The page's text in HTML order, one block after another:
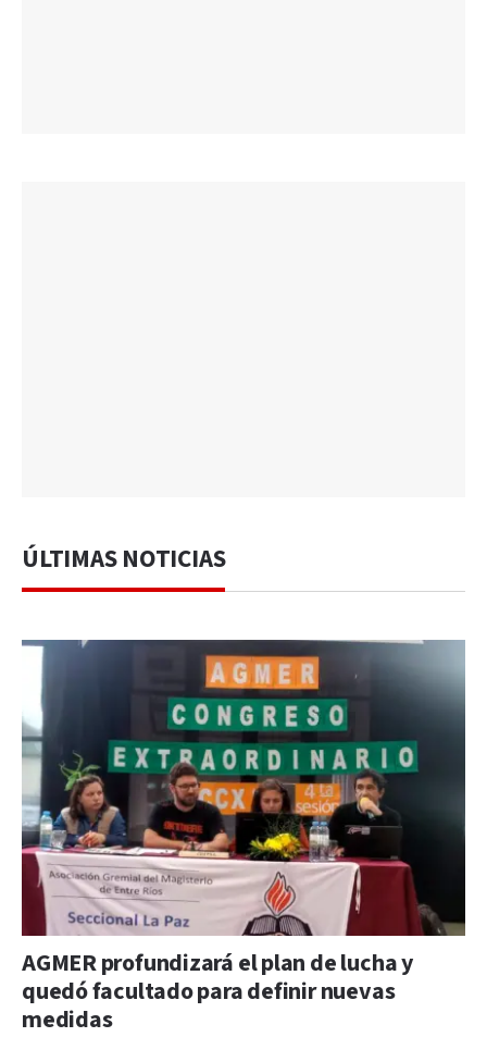
ÚLTIMAS NOTICIAS
AGMER profundizará el plan de lucha y
quedó facultado para definir nuevas
medidas